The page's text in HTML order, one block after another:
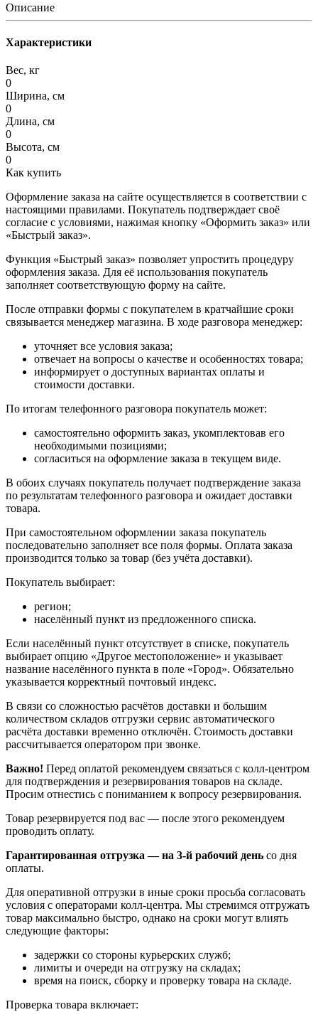
Описание
Характеристики
Вес, кг
0
Ширина, см
0
Длина, см
0
Высота, см
0
Как купить
Оформление заказа на сайте осуществляется в соответствии с
настоящими правилами. Покупатель подтверждает своё
согласие с условиями, нажимая кнопку «Оформить заказ» или
«Быстрый заказ».
Функция «Быстрый заказ» позволяет упростить процедуру
оформления заказа. Для её использования покупатель
заполняет соответствующую форму на сайте.
После отправки формы с покупателем в кратчайшие сроки
связывается менеджер магазина. В ходе разговора менеджер:
уточняет все условия заказа;
отвечает на вопросы о качестве и особенностях товара;
информирует о доступных вариантах оплаты и
стоимости доставки.
По итогам телефонного разговора покупатель может:
самостоятельно оформить заказ, укомплектовав его
необходимыми позициями;
согласиться на оформление заказа в текущем виде.
В обоих случаях покупатель получает подтверждение заказа
по результатам телефонного разговора и ожидает доставки
товара.
При самостоятельном оформлении заказа покупатель
последовательно заполняет все поля формы. Оплата заказа
производится только за товар (без учёта доставки).
Покупатель выбирает:
регион;
населённый пункт из предложенного списка.
Если населённый пункт отсутствует в списке, покупатель
выбирает опцию «Другое местоположение» и указывает
название населённого пункта в поле «Город». Обязательно
указывается корректный почтовый индекс.
В связи со сложностью расчётов доставки и большим
количеством складов отгрузки сервис автоматического
расчёта доставки временно отключён. Стоимость доставки
рассчитывается оператором при звонке.
Важно! Перед оплатой рекомендуем связаться с колл‑центром
для подтверждения и резервирования товаров на складе.
Просим отнестись с пониманием к вопросу резервирования.
Товар резервируется под вас — после этого рекомендуем
проводить оплату.
Гарантированная отгрузка — на 3‑й рабочий день со дня
оплаты.
Для оперативной отгрузки в иные сроки просьба согласовать
условия с операторами колл‑центра. Мы стремимся отгружать
товар максимально быстро, однако на сроки могут влиять
следующие факторы:
задержки со стороны курьерских служб;
лимиты и очереди на отгрузку на складах;
время на поиск, сборку и проверку товара на складе.
Проверка товара включает: